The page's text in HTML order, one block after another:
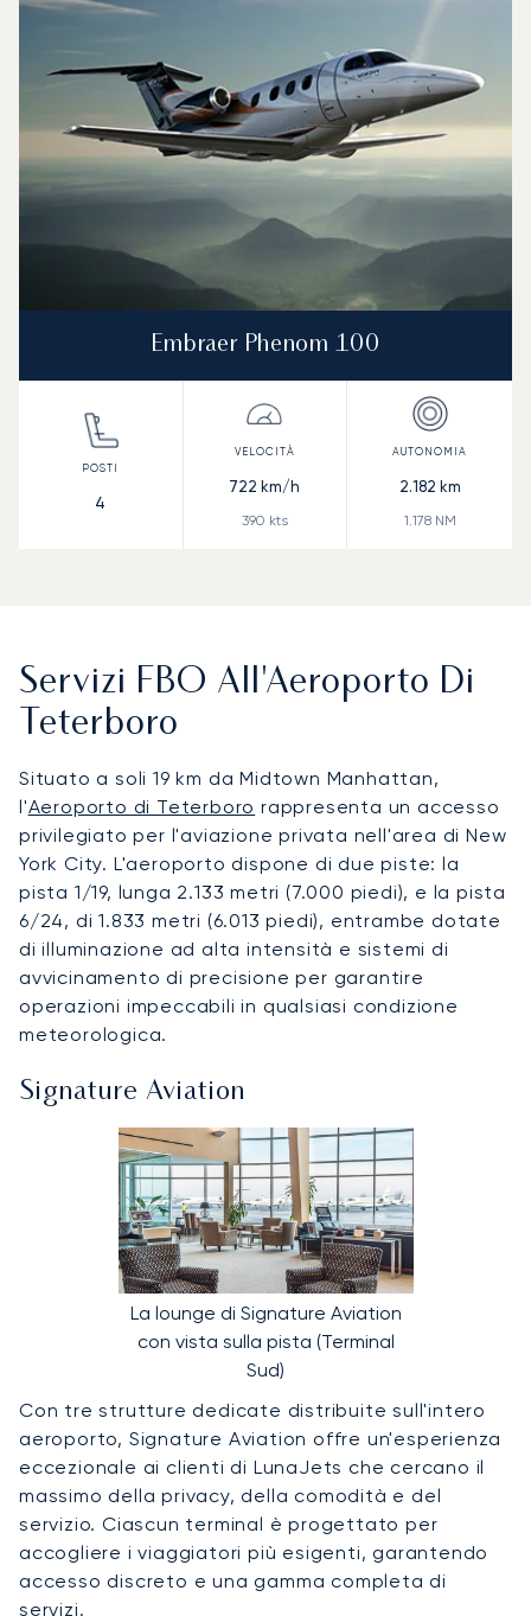
Embraer Phenom 100
4
722 km/h
390 kts
2.182 km
1.178NM
Servizi FBO All'Aeroporto Di
Teterboro
Situato a soli 19 km da Midtown Manhattan,
l'Aeroporto di Teterboro rappresenta un accesso
privilegiato per l'aviazione privata nell'area di New
York City. L'aeroporto dispone di due piste: la
pista 1/19, lunga 2.133 metri (7.000 piedi), e la pista
6/24, di 1.833 metri (6.013 piedi), entrambe dotate
di illuminazione ad alta intensità e sistemi di
avvicinamento di precisione per garantire
operazioni impeccabili in qualsiasi condizione
meteorologica.
Signature Aviation
La lounge di Signature Aviation
con vista sulla pista (Terminal
Sud)
Con tre strutture dedicate distribuite sull'intero
aeroporto, Signature Aviation offre un'esperienza
eccezionale ai clienti di LunaJets che cercano il
massimo della privacy, della comodità e del
servizio. Ciascun terminal è progettato per
accogliere i viaggiatori più esigenti, garantendo
accesso discreto e una gamma completa di
servizi.